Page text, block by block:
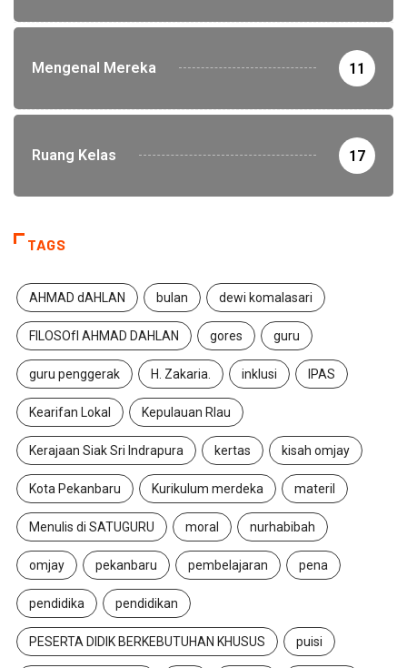
Mengenal Mereka 11
Ruang Kelas 17
TAGS
AHMAD dAHLAN bulan dewi komalasari
FILOSOfI AHMAD DAHLAN gores guru
guru penggerak H. Zakaria. inklusi IPAS
Kearifan Lokal Kepulauan RIau
Kerajaan Siak Sri Indrapura kertas kisah omjay
Kota Pekanbaru Kurikulum merdeka materil
Menulis di SATUGURU moral nurhabibah
omjay pekanbaru pembelajaran pena
pendidika pendidikan
PESERTA DIDIK BERKEBUTUHAN KHUSUS puisi